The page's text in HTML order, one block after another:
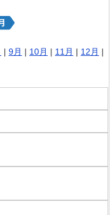
| 9月 | 10月 | 11月 | 12月 |